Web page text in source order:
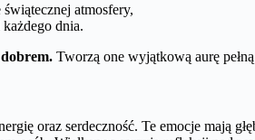
atmosfery,
dnia.
Tworzą one wyjątkową aurę
oraz serdeczność. Te emocje mają